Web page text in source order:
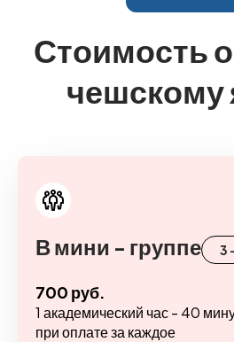
Стоимость
чешскому
В мини - группе 3
700 руб.
1 академический час - 40
при оплате за каждое